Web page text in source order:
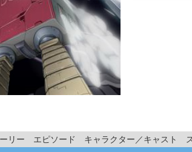
リー エピソード キャラクター／キャスト